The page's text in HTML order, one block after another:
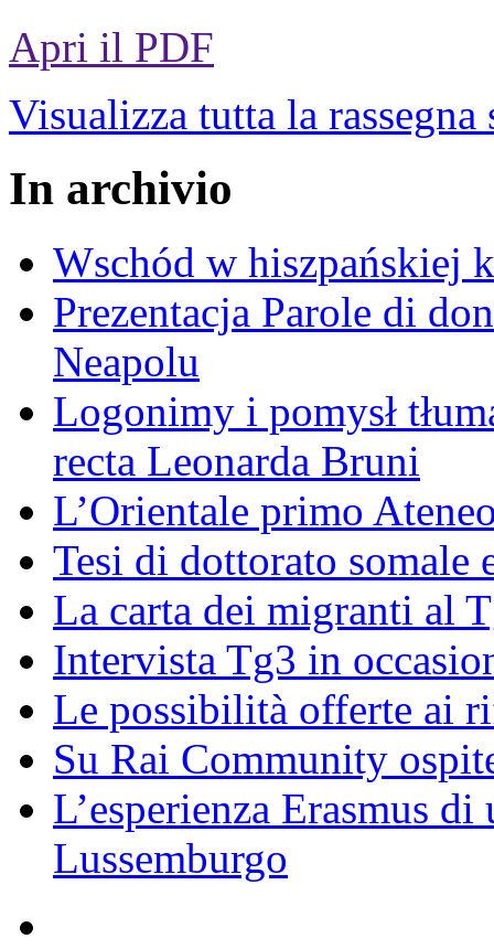
Apri il PDF
Visualizza tutta la rassegna
In archivio
Wschód w hiszpańskiej
Prezentacja Parole di
Neapolu
Logonimy i pomysł
recta Leonarda Bruni
L’Orientale primo
Tesi di dottorato somale
La carta dei migranti al
Intervista Tg3 in
Le possibilità offerte ai
Su Rai Community
L’esperienza Erasmus
Lussemburgo